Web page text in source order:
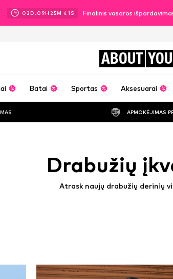
02D.09H 25M 38 S Finalinis vasaros
ABOUT YOU
Batai Sportas Aksesuarai
APMOKĖJIMAS
Drabužių
Atrask naujų drabužių derinių